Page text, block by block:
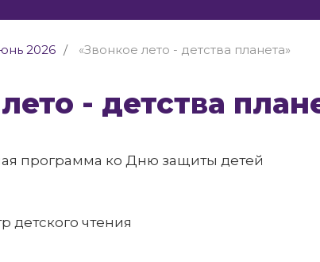
2026 «Звонкое лето - детства планета»
лето - детства
программа ко Дню защиты детей
детского чтения